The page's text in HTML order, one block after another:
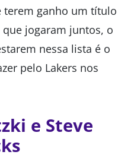
terem ganho um título
jogaram juntos, o
nessa lista é o
pelo Lakers nos
e Steve